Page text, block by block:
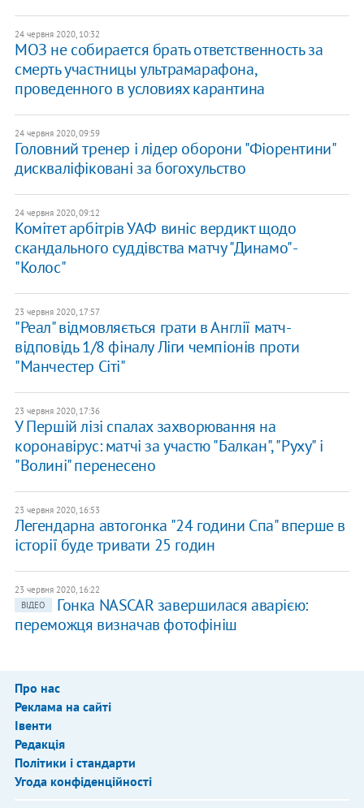
24 червня 2020, 10:32
МОЗ не собирается брать ответственность за
смерть участницы ультрамарафона,
проведенного в условиях карантина
24 червня 2020, 09:59
Головний тренер і лідер оборони "Фіорентини"
дискваліфіковані за богохульство
24 червня 2020, 09:12
Комітет арбітрів УАФ виніс вердикт щодо
скандального суддівства матчу "Динамо" -
"Колос"
23 червня 2020, 17:57
"Реал" відмовляється грати в Англії матч-
відповідь 1/8 фіналу Ліги чемпіонів проти
"Манчестер Сіті"
23 червня 2020, 17:36
У Першій лізі спалах захворювання на
коронавірус: матчі за участю "Балкан", "Руху" і
"Волині" перенесено
23 червня 2020, 16:53
Легендарна автогонка "24 години Спа" вперше в
історії буде тривати 25 годин
23 червня 2020, 16:22
ВІДЕО
Гонка NASCAR завершилася аварією:
переможця визначав фотофініш
Про нас
Реклама на сайті
Івенти
Редакція
Політики і стандарти
Угода конфіденційності